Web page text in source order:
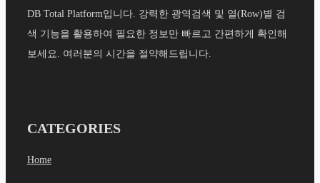
DB Total Platform입니다. 강력한 광역검색 및 열(Row)별 검
색 기능을 활용하여 필요한 정보만 빠르고 간편하게 확인해
보세요. 여러분의 시간을 절약해드립니다.
CATEGORIES
Home